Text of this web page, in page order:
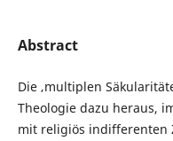
Abstract
Die ‚multiplen
Theologie dazu heraus,
mit religiös indifferenten